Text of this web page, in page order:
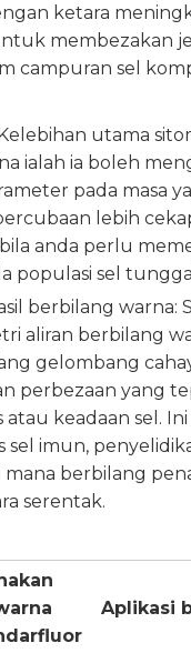
ketara
membezakan
campuran sel
utama
ialah ia boleh
pada masa
lebih
anda perlu
populasi sel
berbilang warna:
aliran berbilang
gelombang
perbezaan yang
atau keadaan sel.
sel imun,
mana berbilang
serentak.
Aplikasi